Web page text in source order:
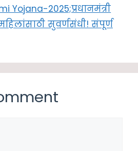
Yojana-2025;प्रधानमंत्री
सुवर्णसंधी! संपूर्ण